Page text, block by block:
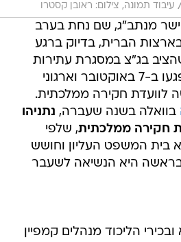
/ עיבוד תמונה, צילום: ראובן קסטרו
הישר מנתב"ג, שם נחת בערב
הברית, בדיוק ברגע
בג"צ במסגרת עתירות
שהגישו משפחות שנפגעו ב-7 באוקטובר וארגוני
לוועדת חקירה ממלכתית.
בוואלה בשנה שעברה, נתניהו
חקירה ממלכתית, שלפי
בית המשפט העליון וחושש
היא הנשיאה לשעבר
הליכוד מנהלים קמפיין